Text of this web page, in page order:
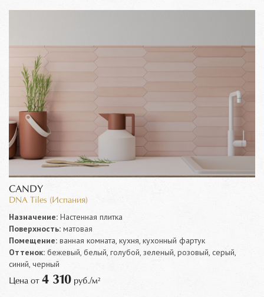
CANDY
DNA Tiles (Испания)
Назначение: Настенная плитка
Поверхность: матовая
Помещение: ванная комната, кухня, кухонный фартук
Оттенок: бежевый, белый, голубой, зеленый, розовый, серый,
синий, черный
Цена от 4 310 руб./м²